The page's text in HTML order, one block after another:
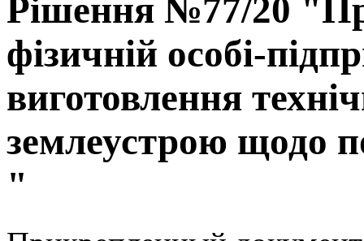
Рішення №77/20
фізичній особі-
виготовлення
землеустрою щодо
"